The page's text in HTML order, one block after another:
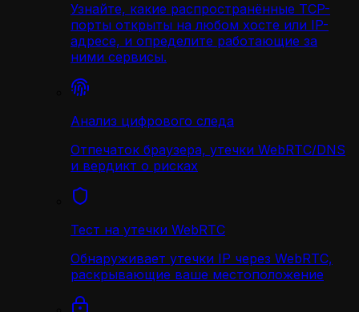
Узнайте, какие распространённые TCP-
порты открыты на любом хосте или IP-
адресе, и определите работающие за
ними сервисы.
Анализ цифрового следа
Отпечаток браузера, утечки WebRTC/DNS
и вердикт о рисках
Тест на утечки WebRTC
Обнаруживает утечки IP через WebRTC,
раскрывающие ваше местоположение